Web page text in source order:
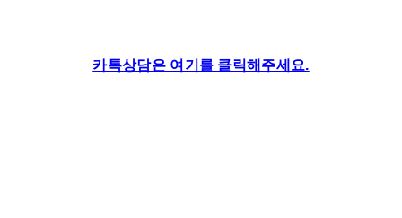
카톡상담은 여기를 클릭해주세요.